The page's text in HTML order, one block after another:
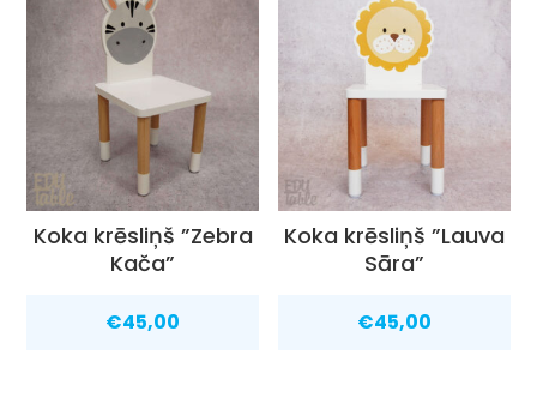
Koka krēsliņš ”Zebra
Kača”
€45,00
Koka krēsliņš ”Lauva
Sāra”
€45,00